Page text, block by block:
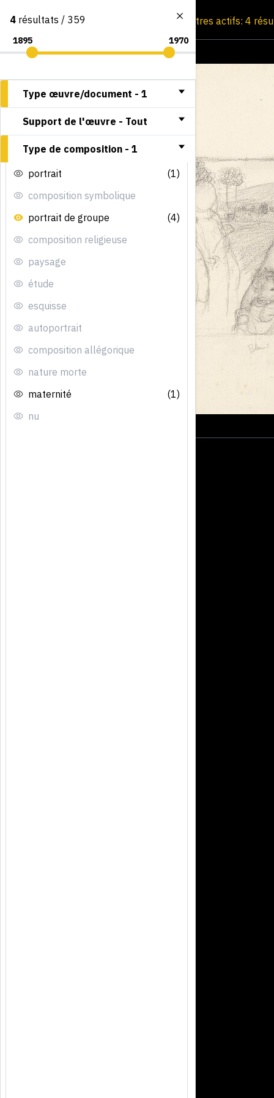
Consultation par image Filtres actifs: 4
4 résultats / 359
Type œuvre/document - 1
Support de l'œuvre - Tout
Type de composition - 1
portrait
(1)
composition symbolique
portrait de groupe
(4)
composition religieuse
paysage
étude
esquisse
autoportrait
composition allégorique
nature morte
maternité
(1)
nu